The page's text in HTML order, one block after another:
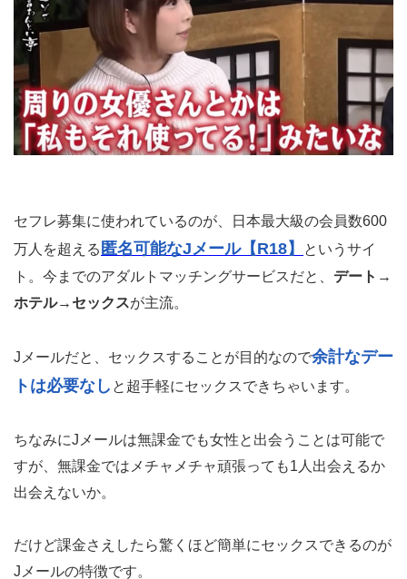
セフレ募集に使われているのが、日本最大級の会員数600
万人を超える 匿名可能なJメール【R18】
というサイ
ト。今までのアダルトマッチングサービスだと、 デート→
ホテル→セックスが主流。
Jメールだと、セックスすることが目的なので余計なデー
トは必要なし と超手軽にセックスできちゃいます。
ちなみにJメールは無課金でも女性と出会うことは可能で
すが、無課金ではメチャメチャ頑張っても1人出会えるか
出会えないか。
だけど課金さえしたら驚くほど簡単にセックスできるのが
Jメールの特徴です。